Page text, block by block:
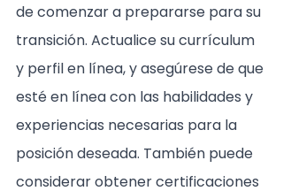
de comenzar a prepararse para su
transición. Actualice su currículum
y perfil en línea, y asegúrese de que
esté en línea con las habilidades y
experiencias necesarias para la
posición deseada. También puede
considerar obtener certificaciones